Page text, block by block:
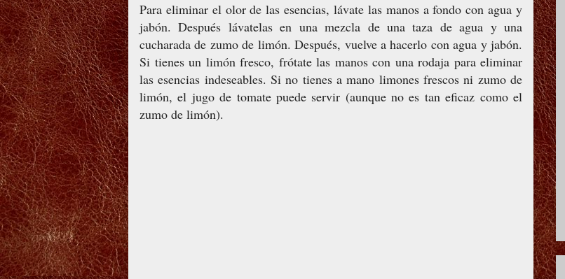
Para eliminar el olor de las esencias, lávate las manos a fondo con agua y
jabón. Después lávatelas en una mezcla de una taza de agua y una
cucharada de zumo de limón. Después, vuelve a hacerlo con agua y jabón.
Si tienes un limón fresco, frótate las manos con una rodaja para eliminar
las esencias indeseables. Si no tienes a mano limones frescos ni zumo de
limón, el jugo de tomate puede servir (aunque no es tan eficaz como el
zumo de limón).